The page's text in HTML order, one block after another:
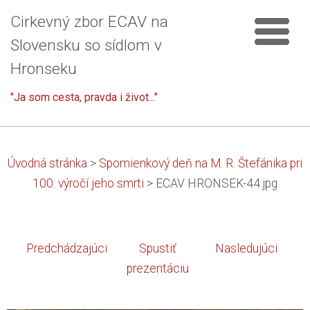
Cirkevný zbor ECAV na
Slovensku so sídlom v
Hronseku
"Ja som cesta, pravda i život..."
Úvodná stránka > Spomienkový deň na M. R. Štefánika pri
100. výročí jeho smrti > ECAV HRONSEK-44.jpg
Predchádzajúci
Spustiť
prezentáciu
Nasledujúci